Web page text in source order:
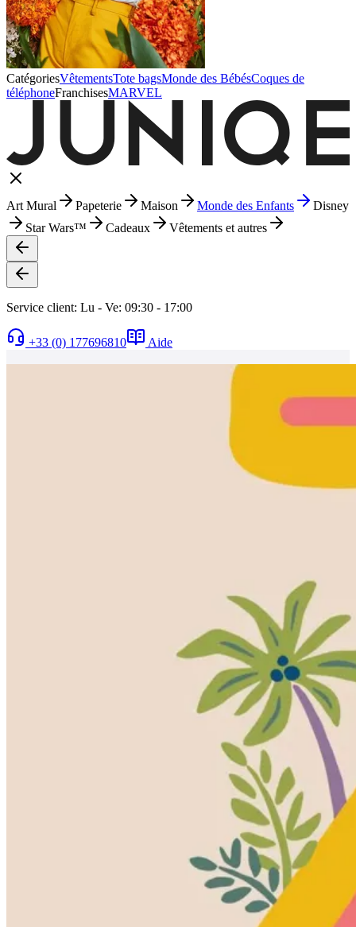
CatégoriesVêtementsTote bagsMonde des BébésCoques de
téléphoneFranchisesMARVEL
Art Mural Papeterie Maison Monde des Enfants
Disney
Star Wars™
Cadeaux Vêtements et autres
Service client: Lu - Ve: 09:30 - 17:00
+33 (0) 177696810 Aide